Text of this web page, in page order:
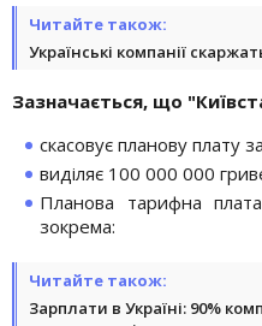
Читайте також:
Українські компанії
Зазначається, що
скасовує планову плату
виділяє 100 000 000
Планова тарифна
зокрема:
Читайте також:
Зарплати в Україні: 90%